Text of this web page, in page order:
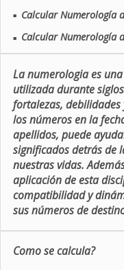
■ Calcular Numerología
■ Calcular Numerología
La numerologia es
utilizada durante
fortalezas,
los números en la
apellidos, puede
significados detrás de
nuestras vidas.
aplicación de esta
compatibilidad y
sus números de
Como se calcula?